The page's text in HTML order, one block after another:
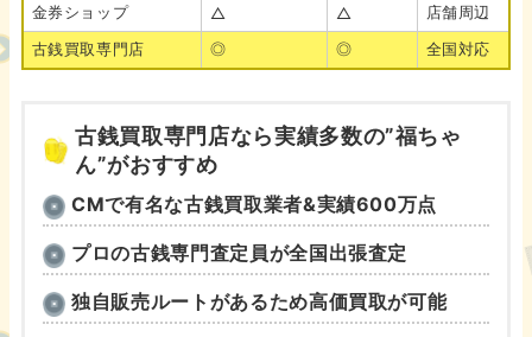
金券ショップ
△ △
店舗周辺
古銭買取専門店
◎ ◎ 全国対応
古銭買取専門店なら実績多数の”福ちゃ
ん”がおすすめ
CMで有名な古銭買取業者&実績600万点
プロの古銭専門査定員が全国出張査定
独自販売ルートがあるため高価買取が可能